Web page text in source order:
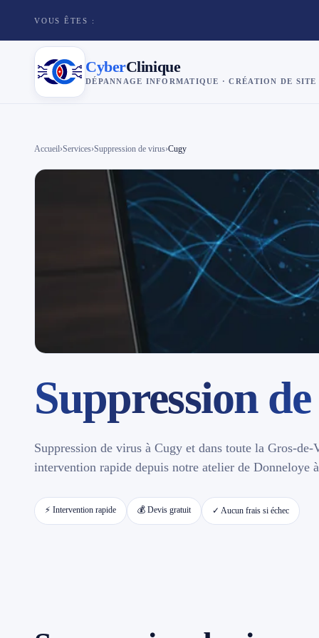
VOUS ÊTES :
CyberClinique
DÉPANNAGE INFORMATIQUE · CRÉATION DE SITE
Réparation téléphone
📍 LOCALITÉS DESSERVIES
Région d'Yverdon 6
Accueil›Services›Suppression de virus›Cugy
Suppression
Suppression de virus à Cugy et dans toute la Gros-
intervention rapide depuis notre atelier de Donneloye
⚡ Intervention rapide 💰 Devis gratuit ✓ Aucun frais si échec